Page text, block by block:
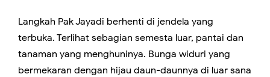
Langkah Pak Jayadi berhenti di jendela yang
terbuka. Terlihat sebagian semesta luar, pantai dan
tanaman yang menghuninya. Bunga widuri yang
bermekaran dengan hijau daun-daunnya di luar sana